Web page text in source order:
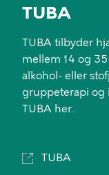
TUBA
TUBA tilbyder
mellem 14 og
alkohol- eller
gruppeterapi og
TUBA her.
TUBA